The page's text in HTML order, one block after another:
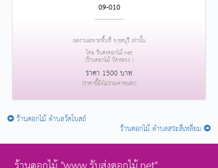
09-010
....................
ผลงานเฉพาะพื้นที่ จ.ชลบุรี เท่านั้น
โดย รับส่งดอกไม้.net
(ร้านดอกไม้ วัดหลวง )
ราคา 1500 บาท
(ราคานี้ยังไม่รวมค่าขนส่ง)
ร้านดอกไม้ ตำบลวัดโบสถ์
ร้านดอกไม้ ตำบลสระสี่เหลี่ยม